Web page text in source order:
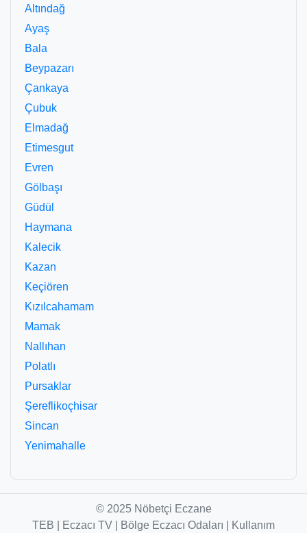
Altındağ
Ayaş
Bala
Beypazarı
Çankaya
Çubuk
Elmadağ
Etimesgut
Evren
Gölbaşı
Güdül
Haymana
Kalecik
Kazan
Keçiören
Kızılcahamam
Mamak
Nallıhan
Polatlı
Pursaklar
Şereflikoçhisar
Sincan
Yenimahalle
© 2025 Nöbetçi Eczane
TEB
Eczacı TV Bölge Eczacı Odaları Kullanım